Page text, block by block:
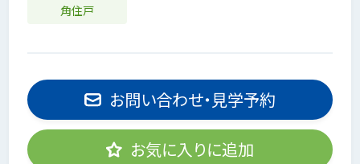
角住戸
お問い合わせ・見学予約
お気に入りに追加